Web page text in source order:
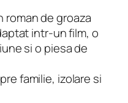
roman de groaza
intr-un film, o
si o piesa de
familie, izolare si